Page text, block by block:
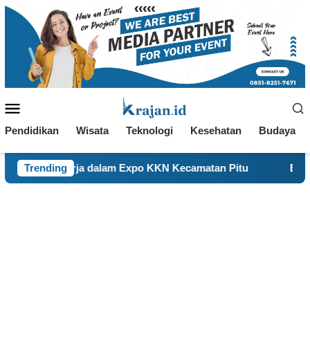
Loncat
Mobile
Pendidikan Wisata Teknologi Kesehatan Budaya
Trending
dalam Expo KKN Kecamatan Pitu Bertahan Sejak